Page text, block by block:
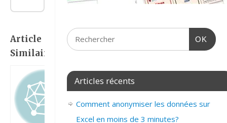
Article
Similaire:
OK
Articles récents
Comment anonymiser les données sur
Excel en moins de 3 minutes?